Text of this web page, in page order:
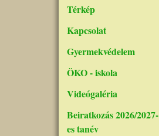
Térkép
Kapcsolat
Gyermekvédelem
ÖKO - iskola
Videógaléria
Beiratkozás 2026/2027-
es tanév